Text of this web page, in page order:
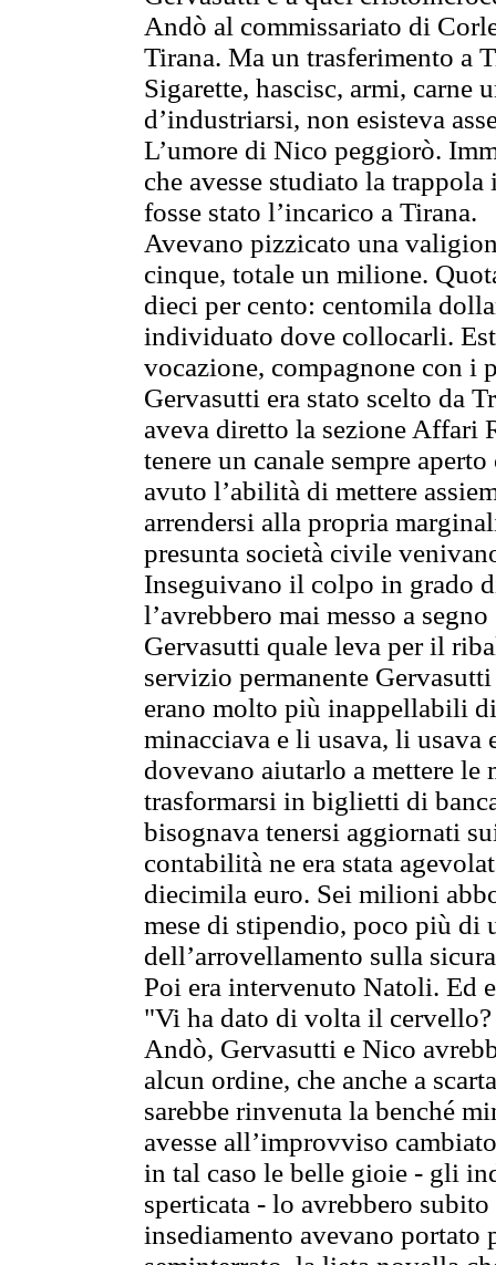
Andò al commissariato di
Tirana. Ma un trasferimento a
Sigarette, hascisc, armi, carne
d’industriarsi, non esisteva
L’umore di Nico peggiorò.
che avesse studiato la
fosse stato l’incarico a Tirana.
Avevano pizzicato una
cinque, totale un milione.
dieci per cento: centomila
individuato dove collocarli.
vocazione, compagnone con i
Gervasutti era stato scelto da
aveva diretto la sezione Affari
tenere un canale sempre
avuto l’abilità di mettere
arrendersi alla propria
presunta società civile
Inseguivano il colpo in grado
l’avrebbero mai messo a
Gervasutti quale leva per il
servizio permanente
erano molto più inappellabili
minacciava e li usava, li usava
dovevano aiutarlo a mettere le
trasformarsi in biglietti di
bisognava tenersi aggiornati
contabilità ne era stata
diecimila euro. Sei milioni
mese di stipendio, poco più di
dell’arrovellamento sulla
Poi era intervenuto Natoli. Ed
"Vi ha dato di volta il
Andò, Gervasutti e Nico
alcun ordine, che anche a
sarebbe rinvenuta la benché
avesse all’improvviso
in tal caso le belle gioie - gli
sperticata - lo avrebbero
insediamento avevano